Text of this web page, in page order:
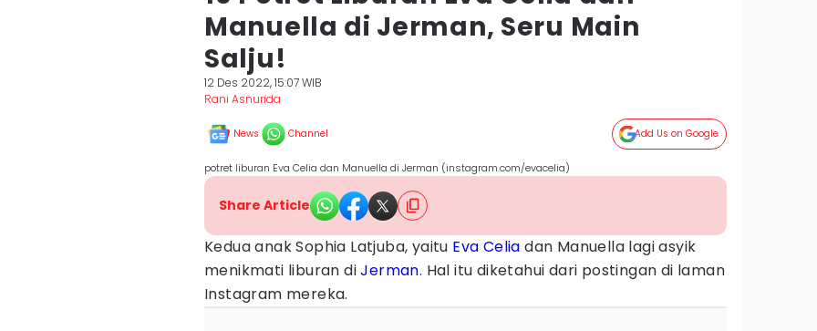
Manuella di Jerman, Seru Main
Salju!
12 Des 2022, 15:07 WIB
Rani Asnurida
News Channel Add Us on Google
potret liburan Eva Celia dan Manuella di Jerman (instagram.com/evacelia)
Share Article
Kedua anak Sophia Latjuba, yaitu Eva Celia dan Manuella lagi asyik
menikmati liburan diJerman. Hal itu diketahui dari postingan di laman
Instagram mereka.